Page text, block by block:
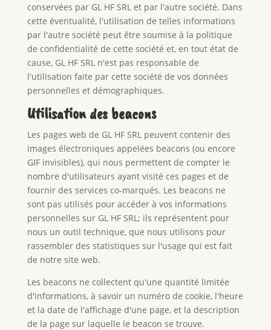
conservées par GL HF SRL et par l'autre société. Dans
cette éventualité, l'utilisation de telles informations
par l'autre société peut être soumise à la politique
de confidentialité de cette société et, en tout état de
cause, GL HF SRL n'est pas responsable de
l'utilisation faite par cette société de vos données
personnelles et démographiques.
Utilisation des beacons
Les pages web de GL HF SRL peuvent contenir des
images électroniques appelées beacons (ou encore
GIF invisibles), qui nous permettent de compter le
nombre d'utilisateurs ayant visité ces pages et de
fournir des services co-marqués. Les beacons ne
sont pas utilisés pour accéder à vos informations
personnelles sur GL HF SRL; ils représentent pour
nous un outil technique, que nous utilisons pour
rassembler des statistiques sur l'usage qui est fait
de notre site web.
Les beacons ne collectent qu'une quantité limitée
d'informations, à savoir un numéro de cookie, l'heure
et la date de l'affichage d'une page, et la description
de la page sur laquelle le beacon se trouve.